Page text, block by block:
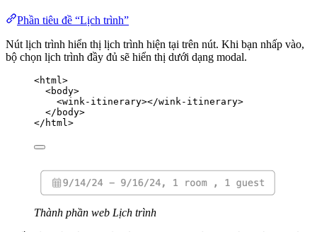
Phần tiêu đề “Lịch trình”
Nút lịch trình hiển thị lịch trình hiện tại trên nút. Khi bạn nhấp vào,
bộ chọn lịch trình đầy đủ sẽ hiển thị dưới dạng modal.
<html >
<body>
<wink-itinerary></wink-itinerary>
</ body>
</ html >
Thành phần web Lịch trình